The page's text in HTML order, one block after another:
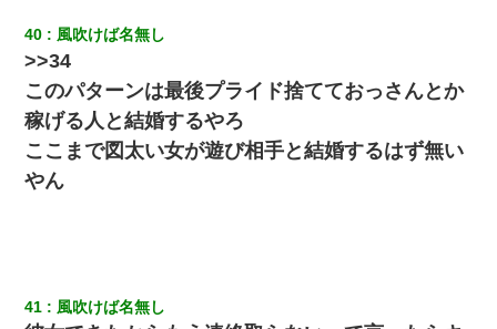
40 風吹けば名無し
>>34
このパターンは最後プライド捨てておっさんとか
稼げる人と結婚するやろ
ここまで図太い女が遊び相手と結婚するはず無い
やん
41 風吹けば名無し